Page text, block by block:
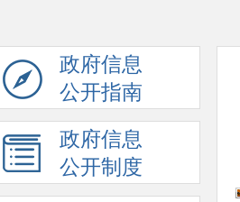
政府信息
公开指南
政府信息
公开制度